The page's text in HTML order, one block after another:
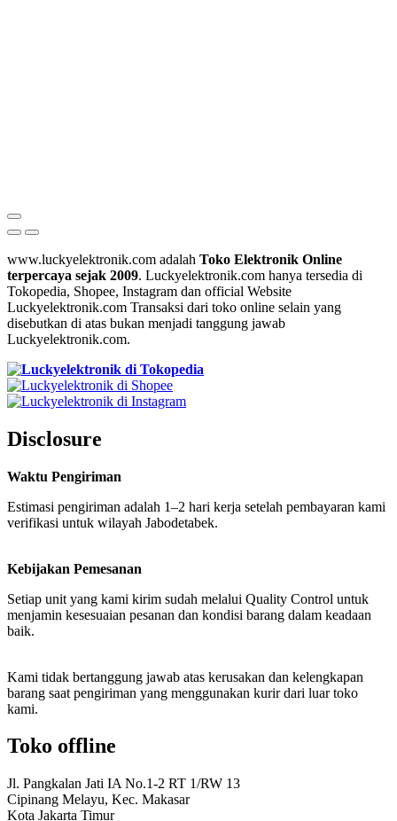
www.luckyelektronik.com adalah Toko Elektronik Online
terpercaya sejak 2009. Luckyelektronik.com hanya tersedia di
Tokopedia, Shopee, Instagram dan official Website
Luckyelektronik.com Transaksi dari toko online selain yang
disebutkan di atas bukan menjadi tanggung jawab
Luckyelektronik.com.
Disclosure
Waktu Pengiriman
Estimasi pengiriman adalah 1–2 hari kerja setelah pembayaran kami
verifikasi untuk wilayah Jabodetabek.
Kebijakan Pemesanan
Setiap unit yang kami kirim sudah melalui Quality Control untuk
menjamin kesesuaian pesanan dan kondisi barang dalam keadaan
baik.
Kami tidak bertanggung jawab atas kerusakan dan kelengkapan
barang saat pengiriman yang menggunakan kurir dari luar toko
kami.
Toko offline
Jl. Pangkalan Jati IA No.1-2 RT 1/RW 13
Cipinang Melayu, Kec. Makasar
Kota Jakarta Timur